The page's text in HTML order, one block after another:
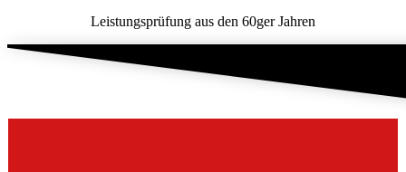
Leistungsprüfung aus den 60ger Jahren